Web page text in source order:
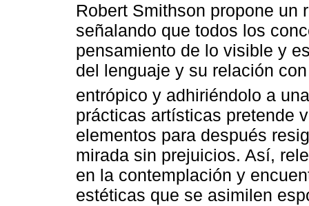
Robert Smithson propone un
señalando que todos los
pensamiento de lo visible y
del lenguaje y su relación
entrópico y adhiriéndolo a
prácticas artísticas pretende
elementos para después
mirada sin prejuicios. Así,
en la contemplación y
estéticas que se asimilen